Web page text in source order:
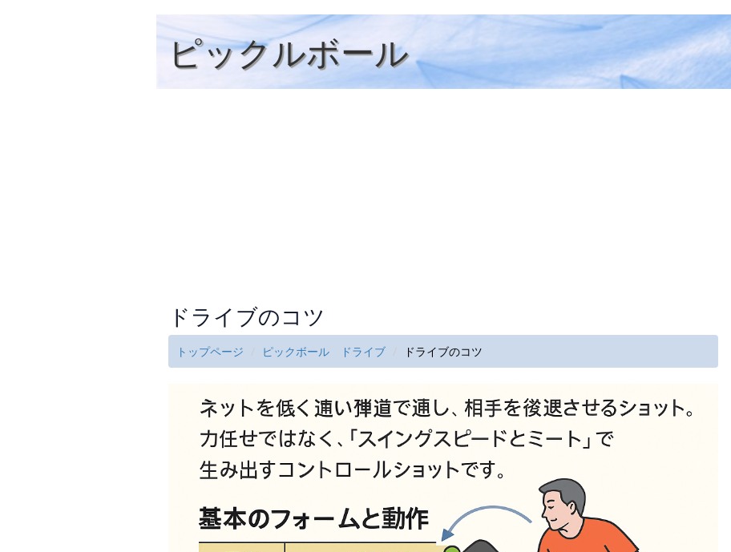
ピックルボール
ドライブのコツ
トップページ ピックボール ドライブ ドライブのコツ